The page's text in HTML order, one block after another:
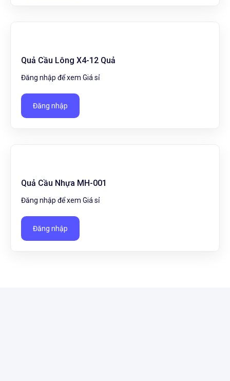
Quả Cầu Lông X4-12 Quả
Đăng nhập để xem Giá sỉ
Đăng nhập
Quả Cầu Nhựa MH-001
Đăng nhập để xem Giá sỉ
Đăng nhập